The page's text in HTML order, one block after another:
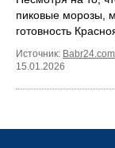
пиковые морозы,
готовность
Источник: Babr24.com
15.01.2026